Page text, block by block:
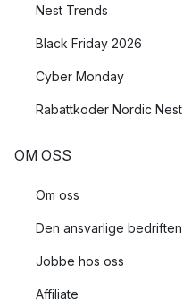
Nest Trends
Black Friday 2026
Cyber Monday
Rabattkoder Nordic Nest
OM OSS
Om oss
Den ansvarlige bedriften
Jobbe hos oss
Affiliate